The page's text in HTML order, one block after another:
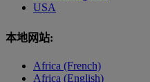
USA
本地网站:
Africa (French)
Africa (English)